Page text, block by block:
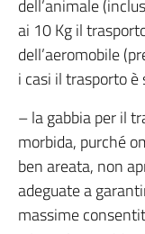
dell’animale
ai 10 Kg il
dell’aeromobile
i casi il trasporto
– la gabbia per il
morbida, purché
ben areata, non
adeguate a
massime